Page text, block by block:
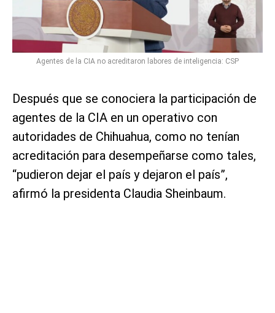
Agentes de la CIA no acreditaron labores de inteligencia: CSP
Después que se conociera la participación de
agentes de la CIA en un operativo con
autoridades de Chihuahua, como no tenían
acreditación para desempeñarse como tales,
“pudieron dejar el país y dejaron el país”,
afirmó la presidenta Claudia Sheinbaum.